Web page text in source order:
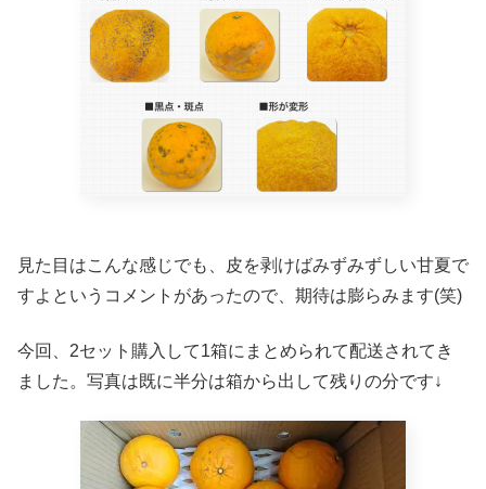
見た目はこんな感じでも、皮を剥けばみずみずしい甘夏で
すよというコメントがあったので、期待は膨らみます(笑)
今回、2セット購入して1箱にまとめられて配送されてき
ました。写真は既に半分は箱から出して残りの分です↓